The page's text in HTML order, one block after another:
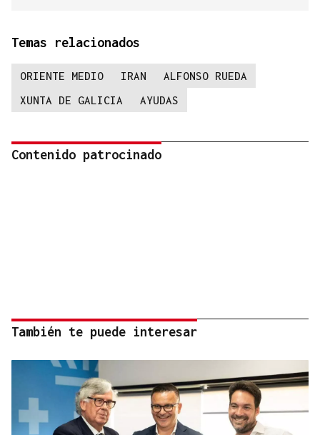
Temas relacionados
ORIENTE MEDIO IRAN
ALFONSO RUEDA
XUNTA DE GALICIA
AYUDAS
Contenido patrocinado
También te puede interesar